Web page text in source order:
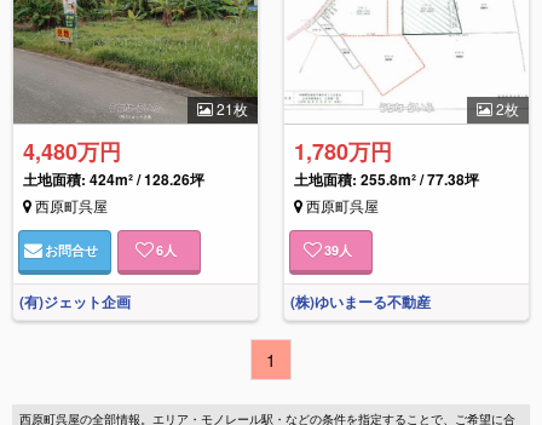
21枚
4,480万円
土地面積: 424m² / 128.26坪
西原町呉屋
お問合せ 6人
(有)ジェット企画
2枚
1,780万円
土地面積: 255.8m² / 77.38坪
西原町呉屋
39人
(株)ゆいまーる不動産
1
西原町呉屋の全部情報。エリア・モノレール駅・などの条件を指定することで、ご希望に合